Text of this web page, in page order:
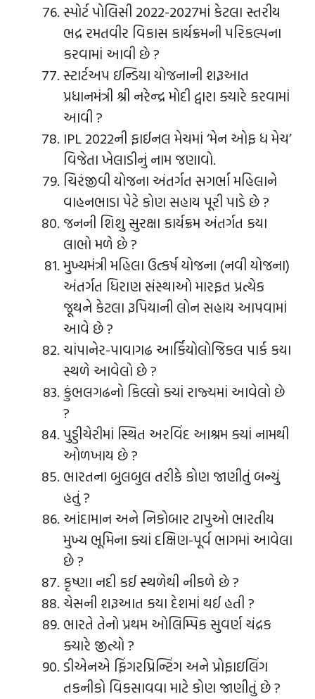
સ્પોર્ટ પોલિસી 2022-2027માં કેટલા સ્તરીય
ભદ્ર રમતવીર વિકાસ કાર્યક્રમની પરિકલ્પના
કરવામાં આવી છે ?
સ્ટાર્ટઅપ ઇન્ડિયા યોજનાની શરૂઆત
પ્રધાનમંત્રી શ્રી નરેન્દ્ર મોદી દ્વારા ક્યારે કરવામાં
આવી ?
IPL 2022ની ફાઈનલ મેચમાં ‘મેન ઓફ ધ મેચ’
વિજેતા ખેલાડીનું નામ જણાવો.
ચિરંજીવી યોજના અંતર્ગત સગર્ભા મહિલાને
વાહનભાડા પેટે કોણ સહાય પૂરી પાડે છે ?
જનની શિશુ સુરક્ષા કાર્યક્રમ અંતર્ગત કયા
લાભો મળે છે ?
મુખ્યમંત્રી મહિલા ઉત્કર્ષ યોજના (નવી યોજના)
અંતર્ગત ધિરાણ સંસ્થાઓ મારફત પ્રત્યેક
જૂથને કેટલા રૂપિયાની લોન સહાય આપવામાં
આવે છે ?
ચાંપાનેર-પાવાગઢ આર્કિયોલોજિકલ પાર્ક કયા
સ્થળે આવેલો છે ?
કુંભલગઢનો કિલ્લો ક્યાં રાજ્યમાં આવેલો છે
?
પુડ્ડીચેરીમાં સ્થિત અરવિંદ આશ્રમ ક્યાં નામથી
ઓળખાય છે ?
ભારતના બુલબુલ તરીકે કોણ જાણીતું બન્યું
હતું ?
આંદામાન અને નિકોબાર ટાપુઓ ભારતીય
મુખ્ય ભૂમિના ક્યાં દક્ષિણ-પૂર્વ ભાગમાં આવેલા
છે ?
કૃષ્ણા નદી કઈ સ્થળેથી નીકળે છે ?
ચેસની શરૂઆત કયા દેશમાં થઈ હતી ?
ભારતે તેનો પ્રથમ ઓલિમ્પિક સુવર્ણ ચંદ્રક
ક્યારે જીત્યો ?
ડીએનએ ફિંગરપ્રિન્ટિંગ અને પ્રોફાઇલિંગ
તકનીકો વિકસાવવા માટે કોણ જાણીતું છે ?